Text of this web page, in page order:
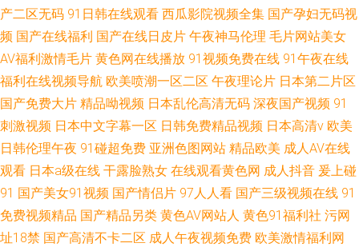
产二区无码 91日韩在线观看 西瓜影院视频全集 国产孕妇无码视
频 国产在线福利 国产在线日皮片 午夜神马伦理 毛片网站美女
AV福利激情毛片 黄色网在线播放 91视频免费在线 91午夜在线
福利在线视频导航 欧美喷潮一区二区 午夜理论片 日本第二片区
国产免费大片 精品呦视频 日本乱伦高清无码 深夜国产视频 91
刺激视频 日本中文字幕一区 日韩免费精品视频 日本高清v 欧美
日韩伦理午夜 91碰超免费 亚洲色图网站 精品欧美 成人AV在线
观看 日本a级在线 干露脸熟女 在线观看黄色网 成人抖音 爰上碰
91 国产美女91视频 国产情侣片 97人人看 国产三级视频在线 91
免费视频精品 国产精品另类 黄色AV网站人 黄色91福利社 污网
址18禁 国产高清不卡二区 成人午夜视频免费 欧美激情福利网